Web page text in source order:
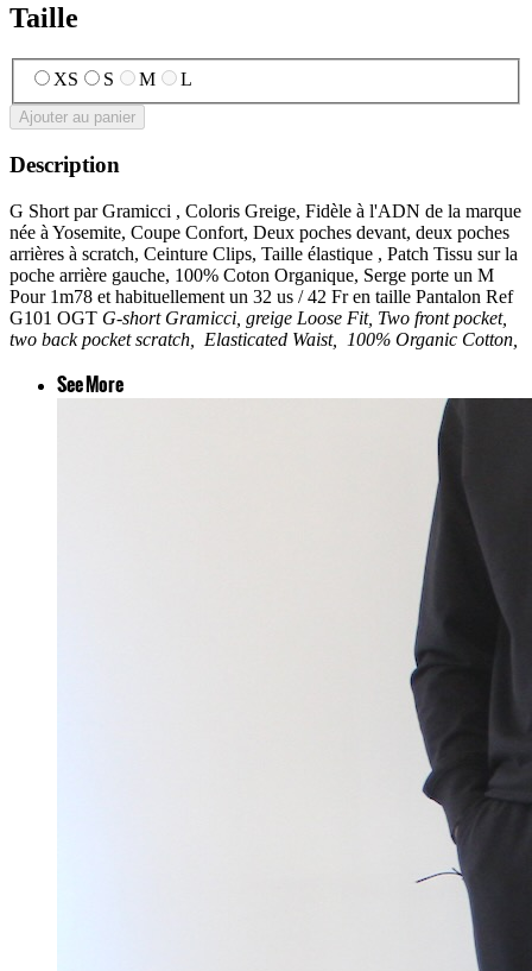
Taille
XS S M L
Ajouter au panier
Description
G Short par Gramicci , Coloris Greige, Fidèle à l'ADN de la marque
née à Yosemite, Coupe Confort, Deux poches devant, deux poches
arrières à scratch, Ceinture Clips, Taille élastique , Patch Tissu sur la
poche arrière gauche, 100% Coton Organique, Serge porte un M
Pour 1m78 et habituellement un 32 us / 42 Fr en taille Pantalon Ref
G101 OGT G-short Gramicci, greige Loose Fit, Two front pocket,
two back pocket scratch,
Elasticated Waist, 100% Organic Cotton,
See More